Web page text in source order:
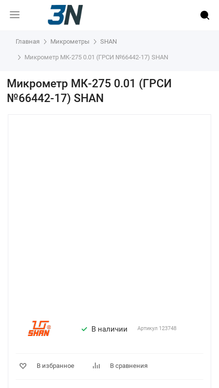
Главная Микрометры SHAN
Микрометр МК-275 0.01 (ГРСИ №66442-17) SHAN
Микрометр МК-275 0.01 (ГРСИ
№66442-17) SHAN
В наличии Артикул 123748
В избранное В сравнения